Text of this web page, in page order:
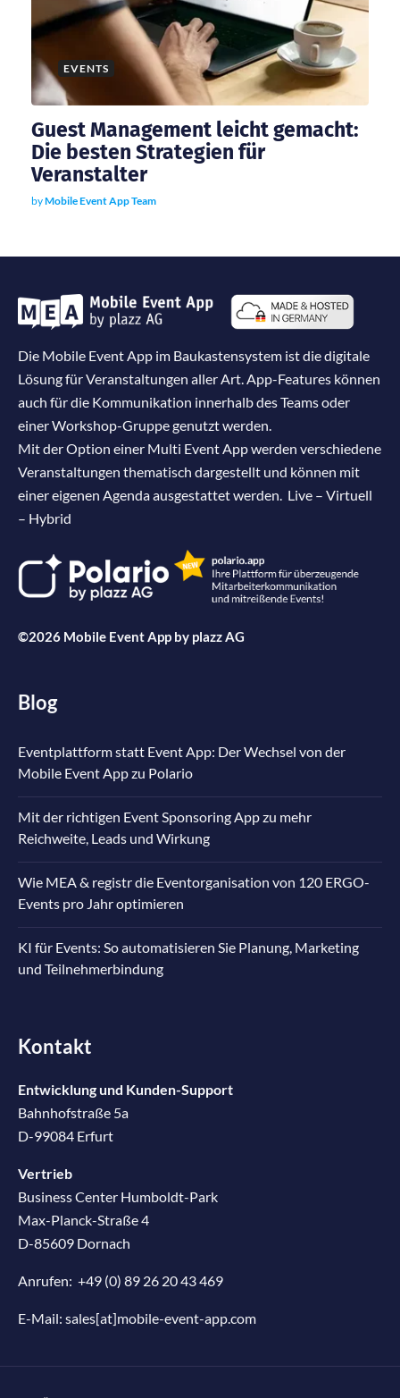
EVENTS
Guest Management leicht gemacht:
Die besten Strategien für
Veranstalter
byMobile Event App Team
Die Mobile Event App im Baukastensystem ist die digitale
Lösung für Veranstaltungen aller Art. App-Features können
auch für die Kommunikation innerhalb des Teams oder
einer Workshop-Gruppe genutzt werden.
Mit der Option einer Multi Event App werden verschiedene
Veranstaltungen thematisch dargestellt und können mit
einer eigenen Agenda ausgestattet werden. Live – Virtuell
– Hybrid
©2026 Mobile Event App by plazz AG
Blog
Eventplattform statt Event App: Der Wechsel von der
Mobile Event App zu Polario
Mit der richtigen Event Sponsoring App zu mehr
Reichweite, Leads und Wirkung
Wie MEA & registr die Eventorganisation von 120 ERGO-
Events pro Jahr optimieren
KI für Events: So automatisieren Sie Planung, Marketing
und Teilnehmerbindung
Kontakt
Entwicklung und Kunden-Support
Bahnhofstraße 5a
D-99084 Erfurt
Vertrieb
Business Center Humboldt-Park
Max-Planck-Straße 4
D-85609 Dornach
Anrufen: +49 (0) 89 26 20 43 469
E-Mail: sales[at]mobile-event-app.com